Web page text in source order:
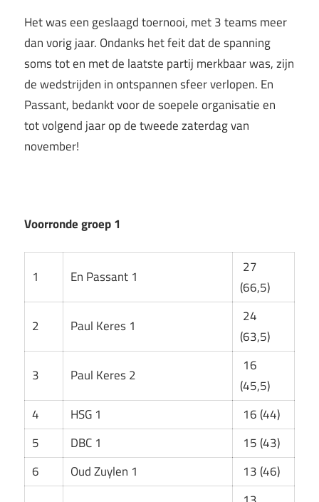
Het was een geslaagd toernooi, met 3 teams meer
dan vorig jaar. Ondanks het feit dat de spanning
soms tot en met de laatste partij merkbaar was, zijn
de wedstrijden in ontspannen sfeer verlopen. En
Passant, bedankt voor de soepele organisatie en
tot volgend jaar op de tweede zaterdag van
november!
Voorronde groep 1
1 En Passant 1
27
(66,5)
2 Paul Keres 1
24
(63,5)
3 Paul Keres 2
16
(45,5)
4
HSG 1
16 (44)
5
DBC 1
15 (43)
6
Oud Zuylen 1 13 (46)